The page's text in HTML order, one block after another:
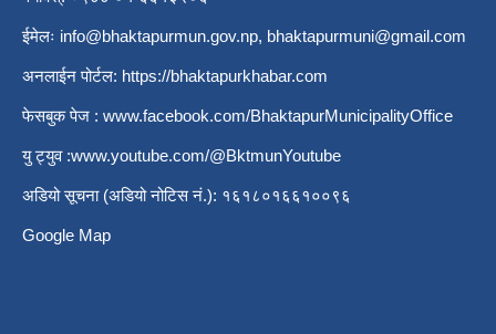
ईमेलः info@bhaktapurmun.gov.np, bhaktapurmuni@gmail.com
अनलाईन पोर्टल: https://bhaktapurkhabar.com
फेसबुक पेज : www.facebook.com/BhaktapurMunicipalityOffice
यु ट्युव :www.youtube.com/@BktmunYoutube
अडियो सूचना (अडियो नोटिस नं.): १६१८०१६६१००९६
Google Map